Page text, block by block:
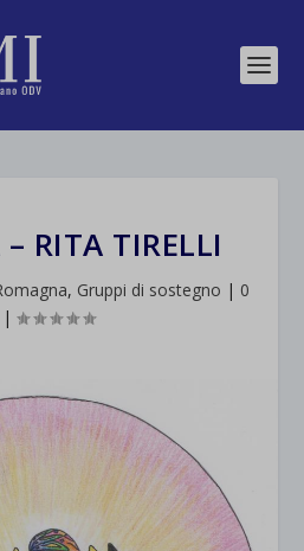
RITA TIRELLI
, Gruppi di sostegno | 0
|